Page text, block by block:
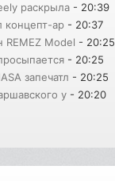
раскрыла - 20:39
концепт-ар - 20:37
REMEZ Model - 20:25
- 20:25
запечатл - 20:25
у - 20:20